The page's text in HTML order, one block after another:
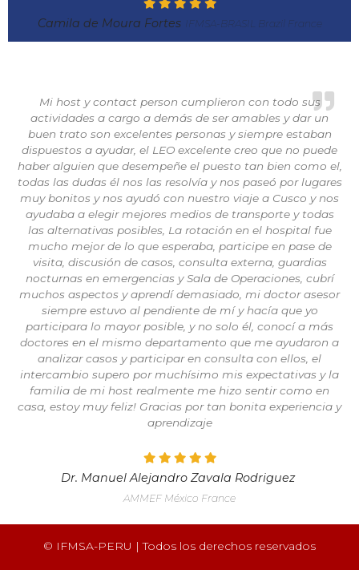
Camila de Moura Fortes IFMSA-BRASIL Brazil France
Mi host y contact person cumplieron con todo sus
actividades a cargo a demás de ser amables y dar un
buen trato son excelentes personas y siempre estaban
dispuestos a ayudar, el LEO excelente creo que no puede
haber alguien que desempeñe el puesto tan bien como el,
todas las dudas él nos las resolvía y nos paseó por lugares
muy bonitos y nos ayudó con nuestro viaje a Cusco y nos
ayudaba a elegir mejores medios de transporte y todas
las alternativas posibles, La rotación en el hospital fue
mucho mejor de lo que esperaba, participe en pase de
visita, discusión de casos, consulta externa, guardias
nocturnas en emergencias y Sala de Operaciones, cubrí
muchos aspectos y aprendí demasiado, mi doctor asesor
siempre estuvo al pendiente de mí y hacía que yo
participara lo mayor posible, y no solo él, conocí a más
doctores en el mismo departamento que me ayudaron a
analizar casos y participar en consulta con ellos, el
intercambio supero por muchísimo mis expectativas y la
familia de mi host realmente me hizo sentir como en
casa, estoy muy feliz! Gracias por tan bonita experiencia y
aprendizaje
Dr. Manuel Alejandro Zavala Rodriguez
AMMEF México France
© IFMSA-PERU | Todos los derechos reservados